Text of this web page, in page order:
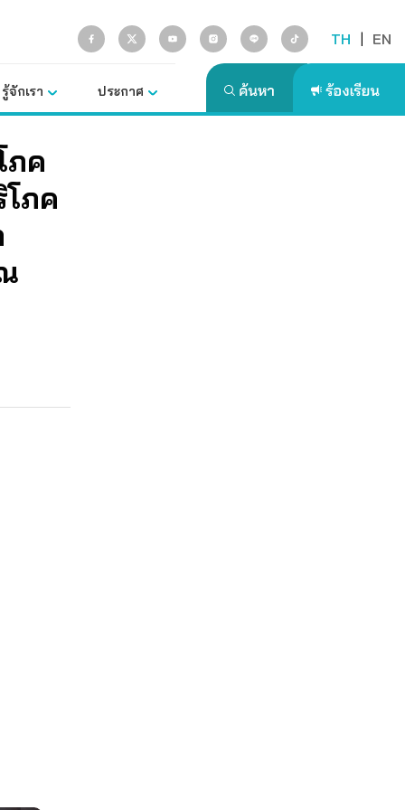
TH | EN
รู้จักเรา ประกาศ
ภค
ภค